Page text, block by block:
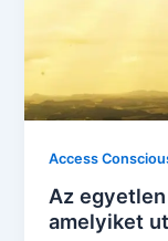
Access
Az
amelyiket